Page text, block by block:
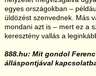
egyes országokban –
üldözést szenvednek. Más
mondani azt is – mert ez a
keresztény vallás a
888.hu: Mit gondol
álláspontjával